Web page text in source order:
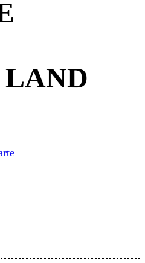
LAND